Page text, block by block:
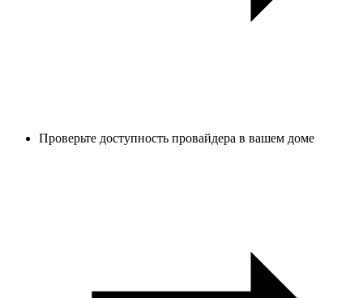
Проверьте доступность провайдера в вашем доме